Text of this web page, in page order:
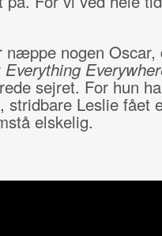
næppe nogen Oscar,
Everything
sejret. For hun
Leslie fået
elskelig.